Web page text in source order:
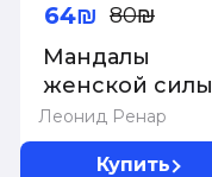
Леонид Ренар
Мандалы
женской силы
(раскраски для
взрослых)
64₪ 80₪
Купить